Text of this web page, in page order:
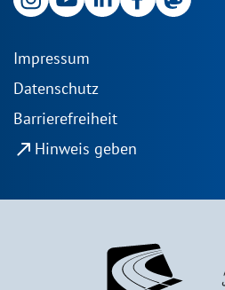
Impressum
Datenschutz
Barrierefreiheit
north_east Hinweis geben